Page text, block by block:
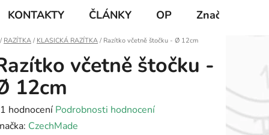
KOŠÍK
KONTAKTY ČLÁNKY OP Značky
Domů
/ RAZÍTKA / KLASICKÁ RAZÍTKA / Razítko včetně štočku - Ø 12cm
včetně štočku -
12cm
hodnocení Podrobnosti hodnocení
CzechMade